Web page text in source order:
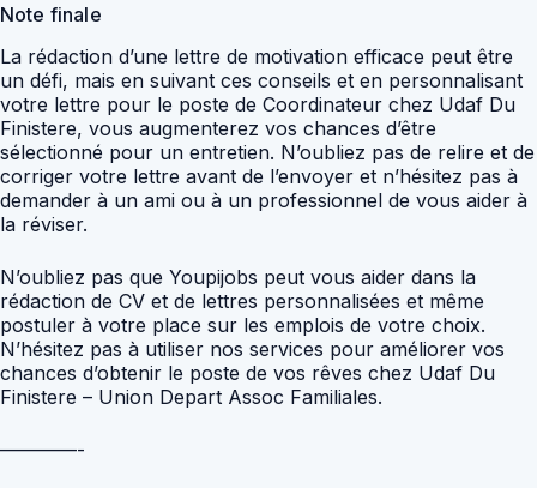
Note finale
La rédaction d’une lettre de motivation efficace peut être
un défi, mais en suivant ces conseils et en personnalisant
votre lettre pour le poste de Coordinateur chez Udaf Du
Finistere, vous augmenterez vos chances d’être
sélectionné pour un entretien. N’oubliez pas de relire et de
corriger votre lettre avant de l’envoyer et n’hésitez pas à
demander à un ami ou à un professionnel de vous aider à
la réviser.
N’oubliez pas que Youpijobs peut vous aider dans la
rédaction de CV et de lettres personnalisées et même
postuler à votre place sur les emplois de votre choix.
N’hésitez pas à utiliser nos services pour améliorer vos
chances d’obtenir le poste de vos rêves chez Udaf Du
Finistere – Union Depart Assoc Familiales.
————-